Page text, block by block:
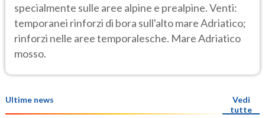
specialmente sulle aree alpine e prealpine. Venti:
temporanei rinforzi di bora sull'alto mare Adriatico;
rinforzi nelle aree temporalesche. Mare Adriatico
mosso.
Ultime news
Vedi
tutte